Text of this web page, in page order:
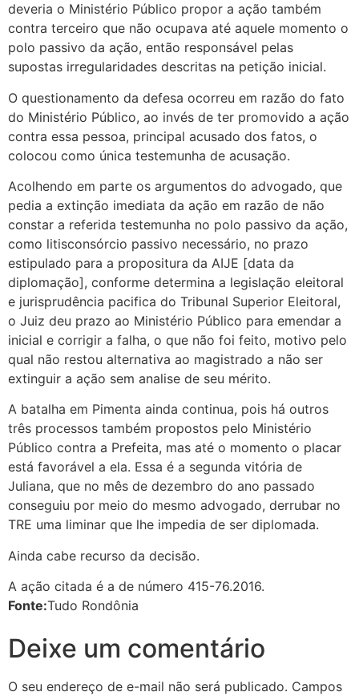
deveria o Ministério Público propor a ação também
contra terceiro que não ocupava até aquele momento o
polo passivo da ação, então responsável pelas
supostas irregularidades descritas na petição inicial.
O questionamento da defesa ocorreu em razão do fato
do Ministério Público, ao invés de ter promovido a ação
contra essa pessoa, principal acusado dos fatos, o
colocou como única testemunha de acusação.
Acolhendo em parte os argumentos do advogado, que
pedia a extinção imediata da ação em razão de não
constar a referida testemunha no polo passivo da ação,
como litisconsórcio passivo necessário, no prazo
estipulado para a propositura da AIJE [data da
diplomação], conforme determina a legislação eleitoral
e jurisprudência pacifica do Tribunal Superior Eleitoral,
o Juiz deu prazo ao Ministério Público para emendar a
inicial e corrigir a falha, o que não foi feito, motivo pelo
qual não restou alternativa ao magistrado a não ser
extinguir a ação sem analise de seu mérito.
A batalha em Pimenta ainda continua, pois há outros
três processos também propostos pelo Ministério
Público contra a Prefeita, mas até o momento o placar
está favorável a ela. Essa é a segunda vitória de
Juliana, que no mês de dezembro do ano passado
conseguiu por meio do mesmo advogado, derrubar no
TRE uma liminar que lhe impedia de ser diplomada.
Ainda cabe recurso da decisão.
A ação citada é a de número 415-76.2016.
Fonte:Tudo Rondônia
Deixe um comentário
O seu endereço de e-mail não será publicado. Campos